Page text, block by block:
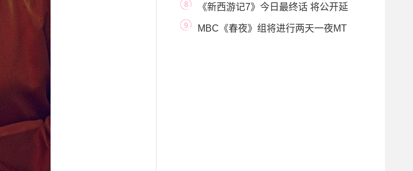
渔夫》《新西游记7》今日最终话 将公开延
续下一季的故
MBC《春夜》组将进行两天一夜MT